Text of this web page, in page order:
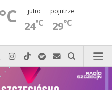
°C jutro
24°C
pojutrze
29°C
po prostu do nas zadzwoń
nas na Facebook-u
Odwiedź nas na X
Odwiedź nas na Instagram-ie
Odwiedź nas na TikTok-u
Szukaj nas na Spotify
Wyślij do nas
Szukaj